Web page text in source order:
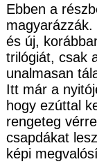
Ebben a
és új,
trilógiát, csak
unalmasan
Itt már a
hogy ezúttal
rengeteg
csapdákat
képi